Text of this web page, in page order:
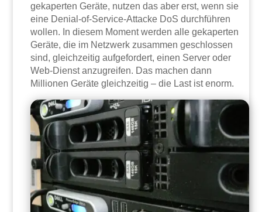
gekaperten Geräte, nutzen das aber erst, wenn sie
eine Denial-of-Service-Attacke DoS durchführen
wollen. In diesem Moment werden alle gekaperten
Geräte, die im Netzwerk zusammen geschlossen
sind, gleichzeitig aufgefordert, einen Server oder
Web-Dienst anzugreifen. Das machen dann
Millionen Geräte gleichzeitig – die Last ist enorm.